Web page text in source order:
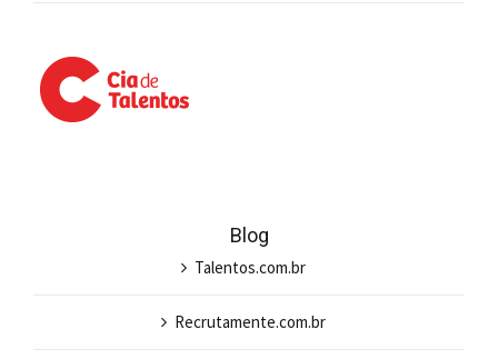
Blog
Talentos.com.br
Recrutamente.com.br